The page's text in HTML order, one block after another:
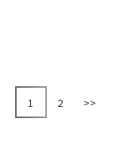
1 2 >>